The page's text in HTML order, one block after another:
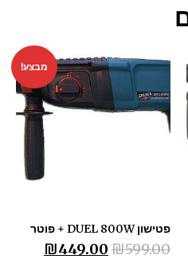
מבצע!
פטישון DUEL 800W + פוטר
₪599.00
₪449.00